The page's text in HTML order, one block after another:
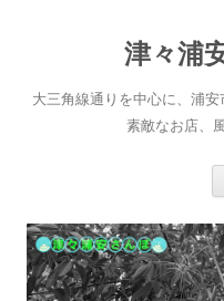
津々浦
大三角線通りを中心に、浦
素敵なお店、